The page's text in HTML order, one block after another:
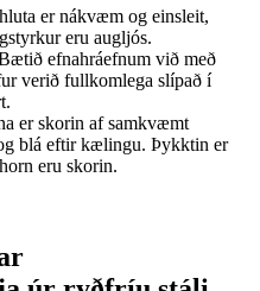
er nákvæm og einsleit,
eru augljós.
efnahráefnum við með
verið fullkomlega slípað í
er skorin af samkvæmt
blá eftir kælingu. Þykktin er
eru skorin.